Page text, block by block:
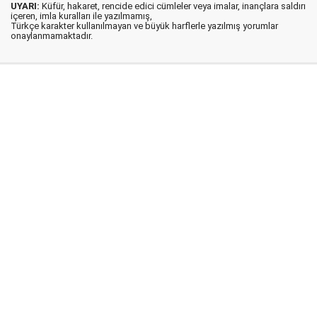
UYARI: Küfür, hakaret, rencide edici cümleler veya imalar, inançlara saldırı
içeren, imla kuralları ile yazılmamış,
Türkçe karakter kullanılmayan ve büyük harflerle yazılmış yorumlar
onaylanmamaktadır.